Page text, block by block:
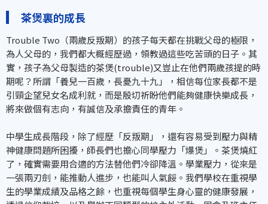
茶煲裏的成長
Trouble Two（兩歲反叛期）的孩子每天都在挑戰父母的極限，
為人父母的，我們都大概經歷過，領教過這些吃苦頭的日子。其
實，孩子為父母製造的茶煲(trouble)又豈止在他們兩歲孩提的時
期呢？所謂「養兒一百歲，長憂九十九」，相信每位家長都不是
引頸企望兒女名成利就，而是殷切祈盼他們能夠健康快樂成長，
將來做個有志向，有誠信及承擔責任的青年。
中學生成長階段，除了經歷「反叛期」，還有容易受到壓力與精
神健康問題所困擾，師長們也擔心同學壓力「爆煲」。茶煲燒紅
了，確實需要用合適的方法替他們冷卻降溫。學業壓力，從來是
一張兩刃劍，能推動人進步，也能叫人氣餒。我們學校在重視學
生的學業成績及品格之餘，也重視每個學生身心靈的健康發展，